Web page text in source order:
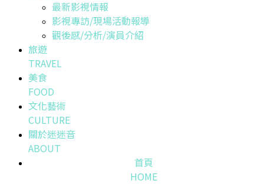
最新影視情報
影視專訪/現場活動報導
觀後感/分析/演員介紹
旅遊
TRAVEL
美食
FOOD
文化藝術
CULTURE
關於迷迷音
ABOUT
首頁
HOME